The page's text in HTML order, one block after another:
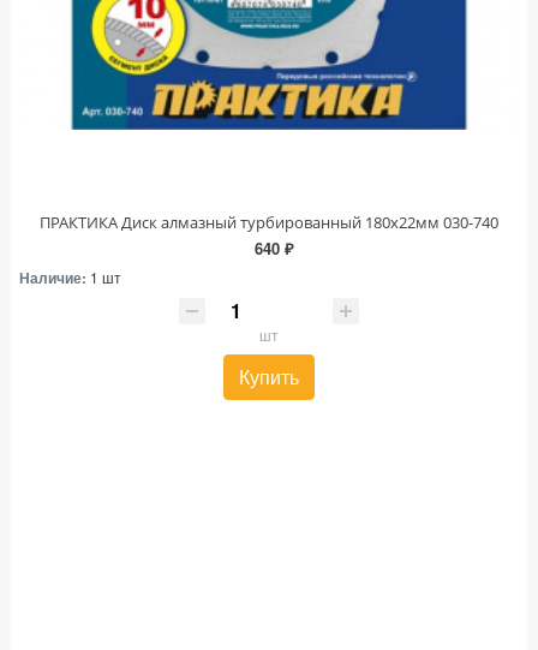
ПРАКТИКА Диск алмазный турбированный 180х22мм 030-740
640 ₽
Наличие: 1 шт
шт
Купить